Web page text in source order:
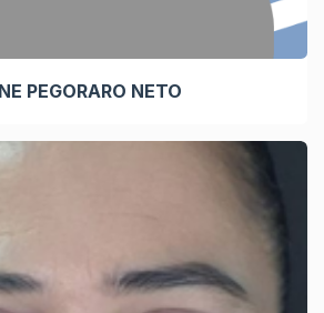
PEGORARO NETO